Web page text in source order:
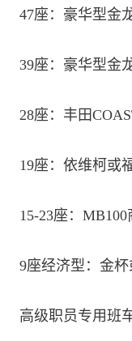
47座：豪华型金
39座：豪华型金
28座：丰田
19座：依维柯或
15-23座：
9座经济型：金
高级职员专用班